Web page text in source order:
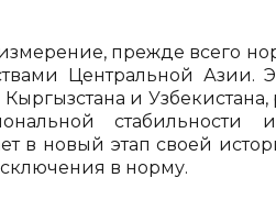
прежде всего
Центральной Азии.
и Узбекистана,
стабильности и
в новый этап своей
в норму.